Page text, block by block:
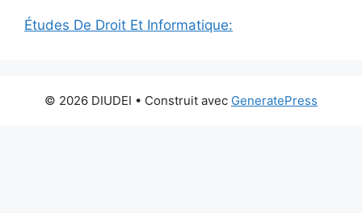
Études De Droit Et Informatique:
© 2026 DIUDEI • Construit avec GeneratePress